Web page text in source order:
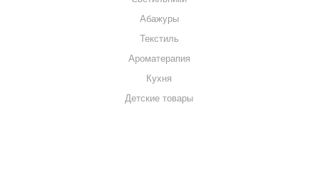
Абажуры
Текстиль
Ароматерапия
Кухня
Детские товары